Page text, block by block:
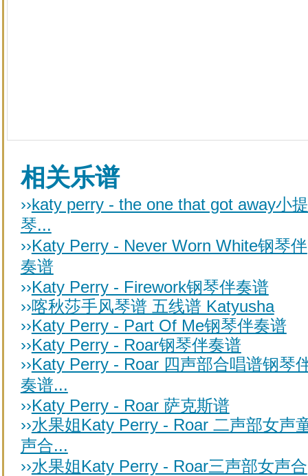
相关乐谱
››katy perry - the one that got away小提
琴...
››Katy Perry - Never Worn White钢琴伴
奏谱
››Katy Perry - Firework钢琴伴奏谱
››喀秋莎手风琴谱 五线谱 Katyusha
››Katy Perry - Part Of Me钢琴伴奏谱
››Katy Perry - Roar钢琴伴奏谱
››Katy Perry - Roar 四声部合唱谱钢琴
奏谱...
››Katy Perry - Roar 萨克斯谱
››水果姐Katy Perry - Roar 二声部女声
声合...
››水果姐Katy Perry - Roar三声部女声合